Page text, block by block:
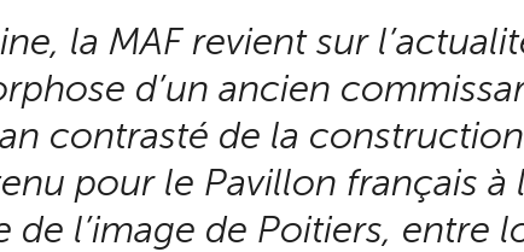
la MAF revient sur
d’un ancien
contrasté de la
pour le Pavillon français à
de l’image de Poitiers, entre